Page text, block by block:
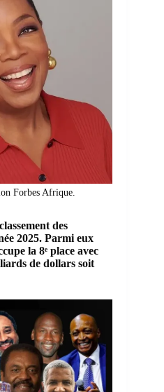
Forbes Afrique.
des
2025. Parmi eux
la 8ᵉ place avec
de dollars soit